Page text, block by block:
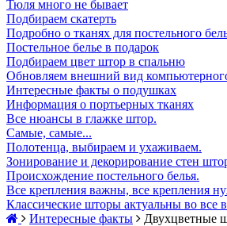
Тюля много не бывает
Подбираем скатерть
Подробно о тканях для постельного
Постельное белье в подарок
Подбираем цвет штор в спальню
Обновляем внешний вид
Интересные факты о подушках
Информация о портьерных тканях
Все нюансы в глажке штор.
Самые, самые...
Полотенца, выбираем и ухаживаем.
Зонирование и декорирование стен
Происхождение постельного белья.
Все крепления важны, все крепления
Классические шторы актуальны во все
Интересные факты
Двухцветные